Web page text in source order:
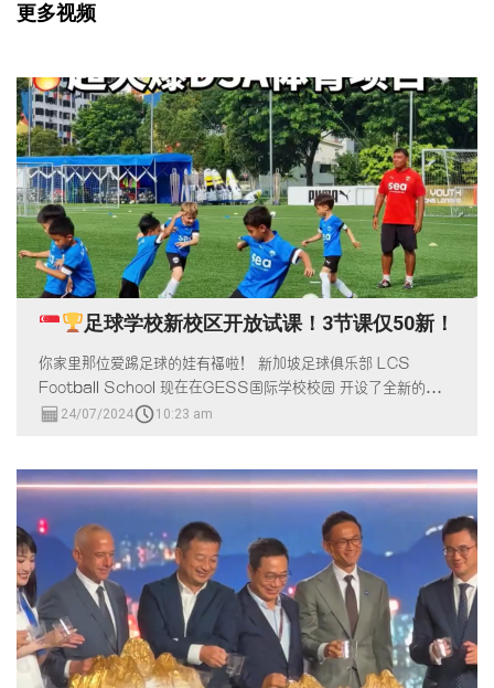
更多视频
足球学校新校区开放试课！3节课仅50新！
你家里那位爱踢足球的娃有福啦！ 新加坡足球俱乐部 LCS
Football School 现在在GESS国际学校校园 开设了全新的足球
训练校区！
24/07/2024 10:23 am